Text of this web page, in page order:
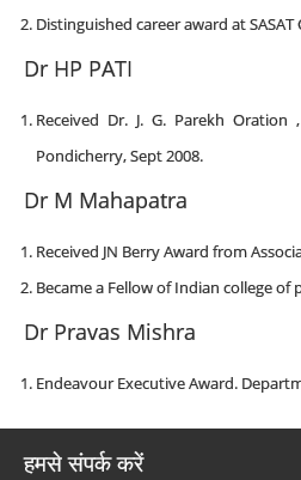
Distinguished career award at SASAT
Dr HP PATI
Received Dr. J. G. Parekh
Pondicherry, Sept 2008.
Dr M Mahapatra
Received JN Berry Award from
Became a Fellow of Indian college of
Dr Pravas Mishra
Endeavour Executive Award.
हमसे संपर्क करें